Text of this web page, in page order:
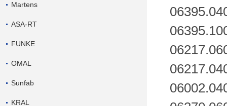
Martens
ASA-RT
FUNKE
OMAL
Sunfab
KRAL